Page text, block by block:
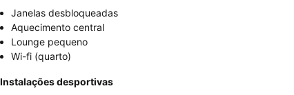
Janelas desbloqueadas
Aquecimento central
Lounge pequeno
Wi-fi (quarto)
Instalações desportivas